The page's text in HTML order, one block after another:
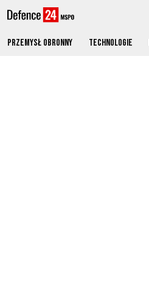
Przemysł obronny Technologie